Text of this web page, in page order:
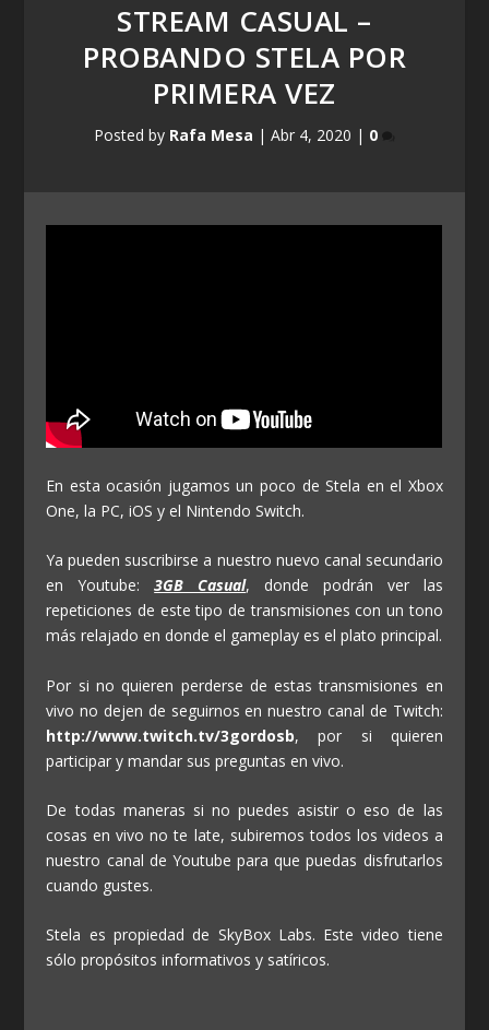
STREAM CASUAL –
PROBANDO STELA POR
PRIMERA VEZ
Posted by Rafa Mesa | Abr 4, 2020 | 0
En esta ocasión jugamos un poco de Stela en el Xbox
One, la PC, iOS y el Nintendo Switch.
Ya pueden suscribirse a nuestro nuevo canal secundario
en Youtube:3GB Casual, donde podrán ver las
repeticiones de este tipo de transmisiones con un tono
más relajado en donde el gameplay es el plato principal.
Por si no quieren perderse de estas transmisiones en
vivo no dejen de seguirnos en nuestro canal de Twitch:
http://www.twitch.tv/3gordosb, por si quieren
participar y mandar sus preguntas en vivo.
De todas maneras si no puedes asistir o eso de las
cosas en vivo no te late, subiremos todos los videos a
nuestro canal de Youtube para que puedas disfrutarlos
cuando gustes.
Stela es propiedad de SkyBox Labs. Este video tiene
sólo propósitos informativos y satíricos.